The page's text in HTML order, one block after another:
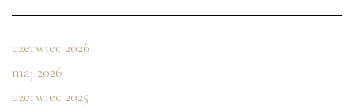
czerwiec 2026
maj 2026
czerwiec 2025